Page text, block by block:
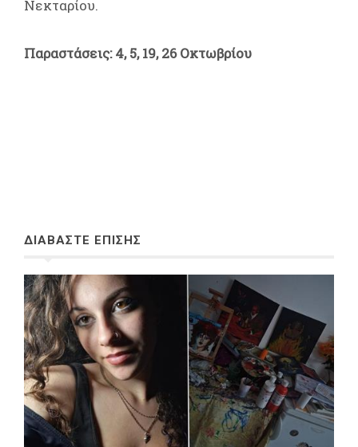
Νεκταρίου.
Παραστάσεις: 4, 5, 19, 26 Οκτωβρίου
ΔΙΑΒΑΣΤΕ ΕΠΙΣΗΣ